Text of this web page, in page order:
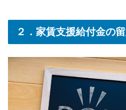
２．家賃支援給付金の